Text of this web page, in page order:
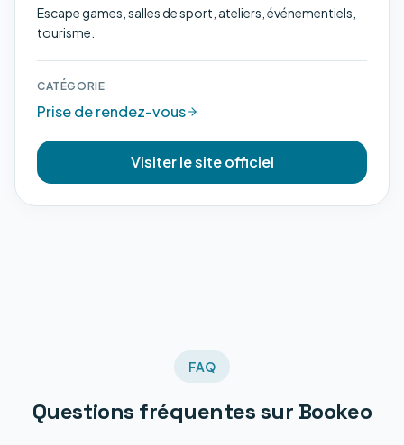
Escape games, salles de sport, ateliers, événementiels,
tourisme.
CATÉGORIE
Prise de rendez-vous
Visiter le site officiel
FAQ
Questions fréquentes sur Bookeo